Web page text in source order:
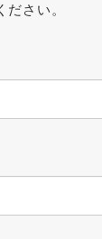
さい。